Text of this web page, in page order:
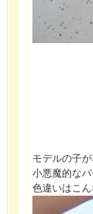
モデルの子
小悪魔的な
色違いはこん